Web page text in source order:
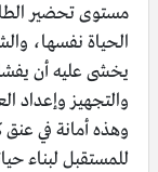
مستوى تحضير
الحياة نفسها،
يخشى عليه أن
والتجهيز وإعداد
وهذه أمانة في
للمستقبل لبناء